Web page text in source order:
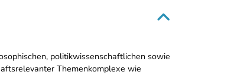
politikwissenschaftlichen sowie
Themenkomplexe wie